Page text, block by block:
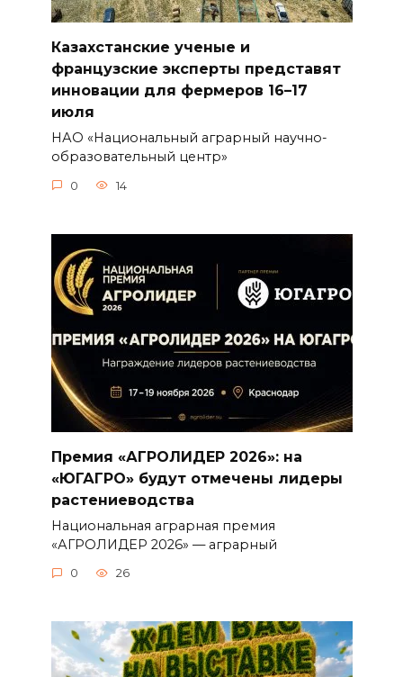
Казахстанские ученые и
французские эксперты представят
инновации для фермеров 16–17
июля
НАО «Национальный аграрный научно-
образовательный центр»
0 14
Премия «АГРОЛИДЕР 2026»: на
«ЮГАГРО» будут отмечены лидеры
растениеводства
Национальная аграрная премия
«АГРОЛИДЕР 2026» — аграрный
0 26